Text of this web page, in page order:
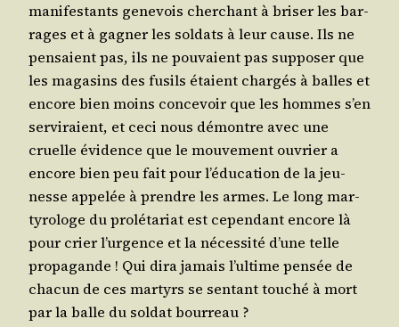
mani­fes­tants gene­vois cher­chant à bri­ser les bar­
rages et à gagner les sol­dats à leur cause. Ils ne
pen­saient pas, ils ne pou­vaient pas sup­po­ser que
les maga­sins des fusils étaient char­gés à balles et
encore bien moins conce­voir que les hommes s’en
ser­vi­raient, et ceci nous démontre avec une
cruelle évi­dence que le mou­ve­ment ouvrier a
encore bien peu fait pour l’é­du­ca­tion de la jeu­
nesse appe­lée à prendre les armes. Le long mar­
ty­ro­loge du pro­lé­ta­riat est cepen­dant encore là
pour crier l’ur­gence et la néces­si­té d’une telle
pro­pa­gande ! Qui dira jamais l’ul­time pen­sée de
cha­cun de ces mar­tyrs se sen­tant tou­ché à mort
par la balle du sol­dat bourreau ?